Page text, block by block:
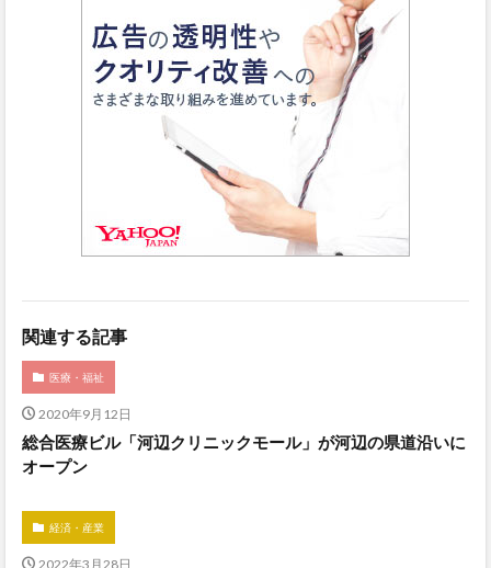
関連する記事
医療・福祉
2020年9月12日
総合医療ビル「河辺クリニックモール」が河辺の県道沿いに
オープン
経済・産業
2022年3月28日